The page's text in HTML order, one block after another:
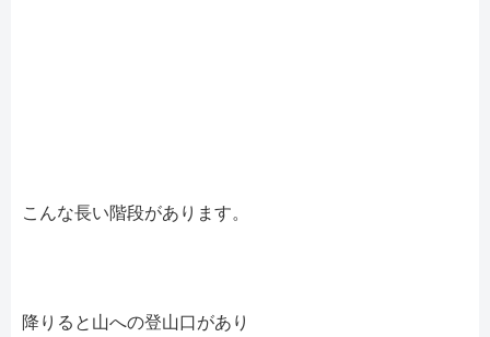
こんな長い階段があります。
降りると山への登山口があり